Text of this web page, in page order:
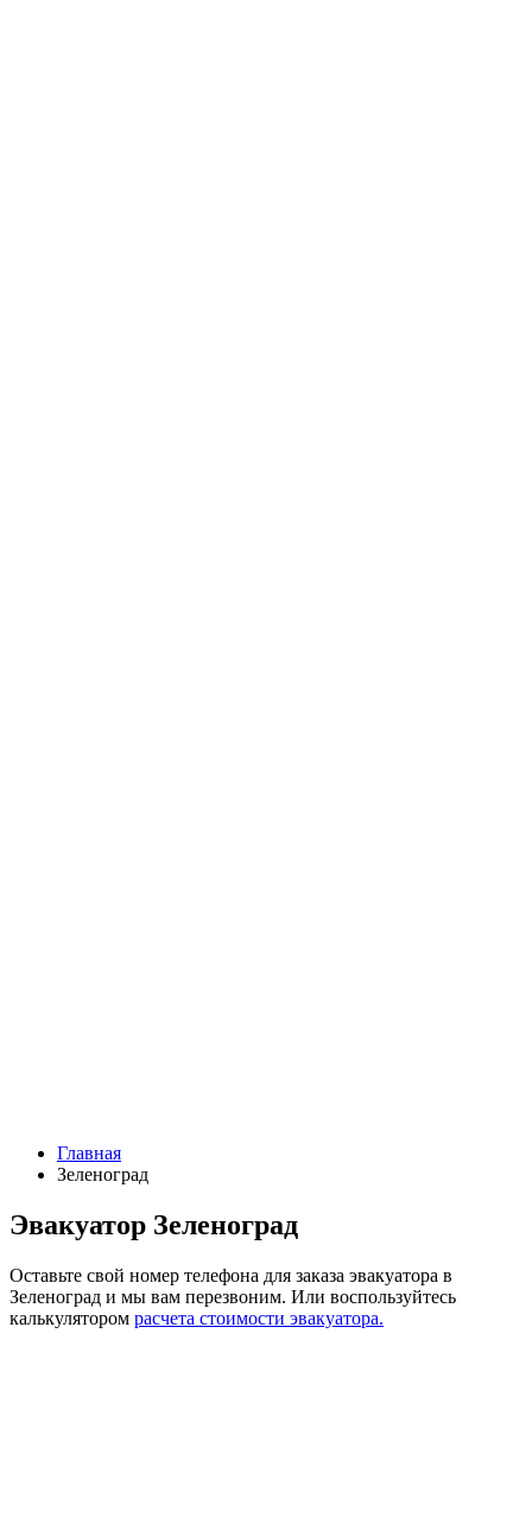
Главная
Зеленоград
Эвакуатор Зеленоград
Оставьте свой номер телефона для заказа эвакуатора в
Зеленоград и мы вам перезвоним. Или воспользуйтесь
калькулятором расчета стоимости эвакуатора.